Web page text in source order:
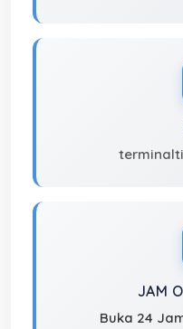
JAM
Buka 24